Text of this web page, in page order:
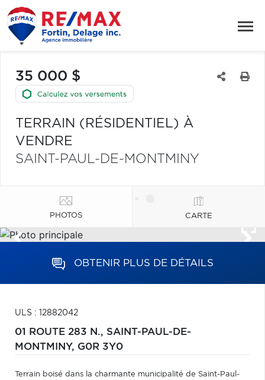
35 000 $
TERRAIN (RÉSIDENTIEL) À
VENDRE
SAINT-PAUL-DE-MONTMINY
PHOTOS CARTE
OBTENIR PLUS DE DÉTAILS
ULS : 12882042
01 ROUTE 283 N., SAINT-PAUL-DE-
MONTMINY, G0R 3Y0
Terrain boisé dans la charmante municipalité de Saint-Paul-